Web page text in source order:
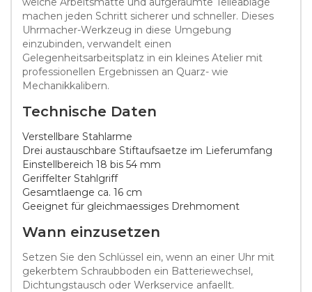
machen jeden Schritt sicherer und schneller. Dieses
Uhrmacher-Werkzeug in diese Umgebung
einzubinden, verwandelt einen
Gelegenheitsarbeitsplatz in ein kleines Atelier mit
professionellen Ergebnissen an Quarz- wie
Mechanikkalibern.
Technische Daten
Verstellbare Stahlarme
Drei austauschbare Stiftaufsaetze im Lieferumfang
Einstellbereich 18 bis 54 mm
Geriffelter Stahlgriff
Gesamtlaenge ca. 16 cm
Geeignet für gleichmaessiges Drehmoment
Wann einzusetzen
Setzen Sie den Schlüssel ein, wenn an einer Uhr mit
gekerbtem Schraubboden ein Batteriewechsel,
Dichtungstausch oder Werkservice anfaellt.